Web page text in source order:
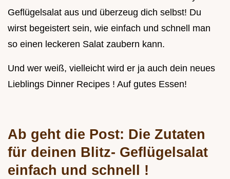
Geflügelsalat aus und überzeug dich selbst! Du
wirst begeistert sein, wie einfach und schnell man
so einen leckeren Salat zaubern kann.
Und wer weiß, vielleicht wird er ja auch dein neues
Lieblings Dinner Recipes ! Auf gutes Essen!
Ab geht die Post: Die Zutaten
für deinen Blitz- Geflügelsalat
einfach und schnell !